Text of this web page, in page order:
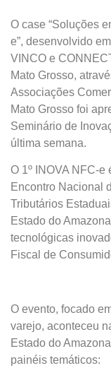
O case “Soluções
e”, desenvolvido
VINCO e
Mato Grosso,
Associações
Mato Grosso foi
Seminário de
última semana.
O 1º INOVA NFC-
Encontro Nacional
Tributários
Estado do
tecnológicas
Fiscal de
O evento, focado
varejo, aconteceu
Estado do
painéis temáticos: